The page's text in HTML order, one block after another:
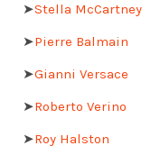
➤Stella McCartney
➤Pierre Balmain
➤Gianni Versace
➤Roberto Verino
➤Roy Halston